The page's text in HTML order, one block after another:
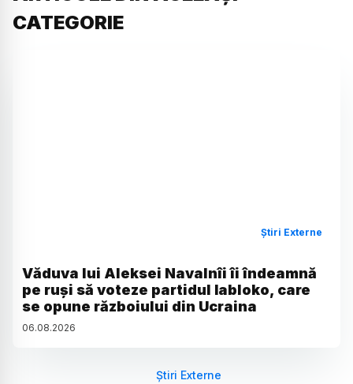
CATEGORIE
Știri Externe
Văduva lui Aleksei Navalnîi îi îndeamnă
pe ruși să voteze partidul Iabloko, care
se opune războiului din Ucraina
06.08.2026
Știri Externe